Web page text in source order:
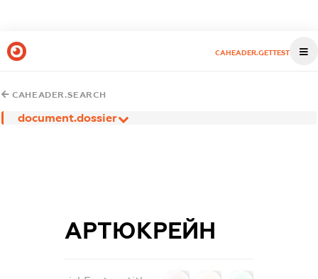
CAHEADER.GETTEST
CAHEADER.SEARCH
document.dossier
АРТЮКРЕЙН